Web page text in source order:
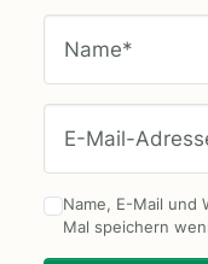
Name*
E-Mail-
Name, E-Mail und
Mal speichern